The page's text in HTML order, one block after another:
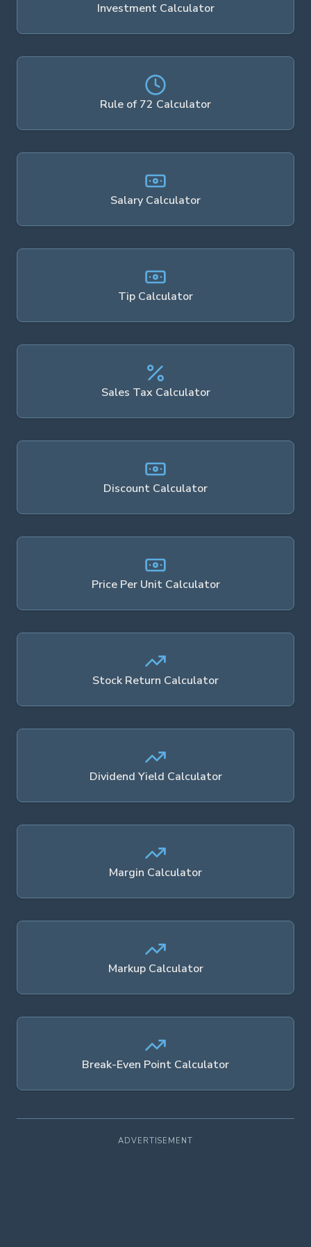
Investment Calculator
Rule of 72 Calculator
Salary Calculator
Tip Calculator
Sales Tax Calculator
Discount Calculator
Price Per Unit Calculator
Stock Return Calculator
Dividend Yield Calculator
Margin Calculator
Markup Calculator
Break-Even Point Calculator
ADVERTISEMENT